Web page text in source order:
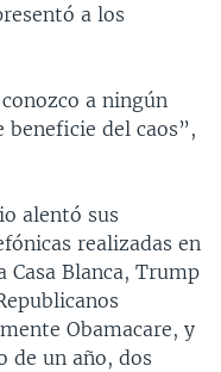
a los
a ningún
beneficie del caos”,
alentó sus
realizadas en
Casa Blanca, Trump
Obamacare, y
de un año, dos